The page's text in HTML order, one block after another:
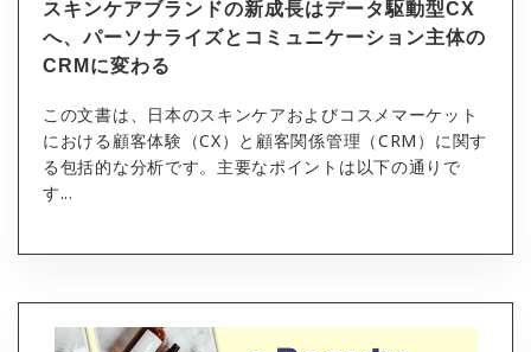
スキンケアブランドの新成長はデータ駆動型CX
へ、パーソナライズとコミュニケーション主体の
CRMに変わる
この文書は、日本のスキンケアおよびコスメマーケット
における顧客体験（CX）と顧客関係管理（CRM）に関す
る包括的な分析です。主要なポイントは以下の通りで
す...